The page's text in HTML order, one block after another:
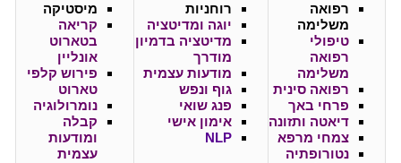
רפואה
משלימה
טיפולי
רפואה
משלימה
רפואה סינית
פרחי באך
דיאטה ותזונה
צמחי מרפא
נטורופתיה
רוחניות
יוגה ומדיטציה
מדיטציה בדמיון
מודרך
מודעות עצמית
גוף ונפש
פנג שואי
אימון אישי
NLP
מיסטיקה
קריאה
בטארוט
אונליין
פירוש קלפי
טארוט
נומרולוגיה
קבלה
ומודעות
עצמית